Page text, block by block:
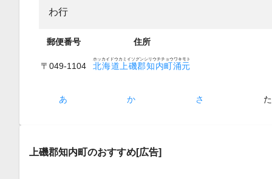
わ行
郵便番号 住所
〒049-1104 北海道上磯郡知内町涌元
ホッカイドウカミイソグンシリウチチョウワキモト
あ か さ た
上磯郡知内町のおすすめ[広告]